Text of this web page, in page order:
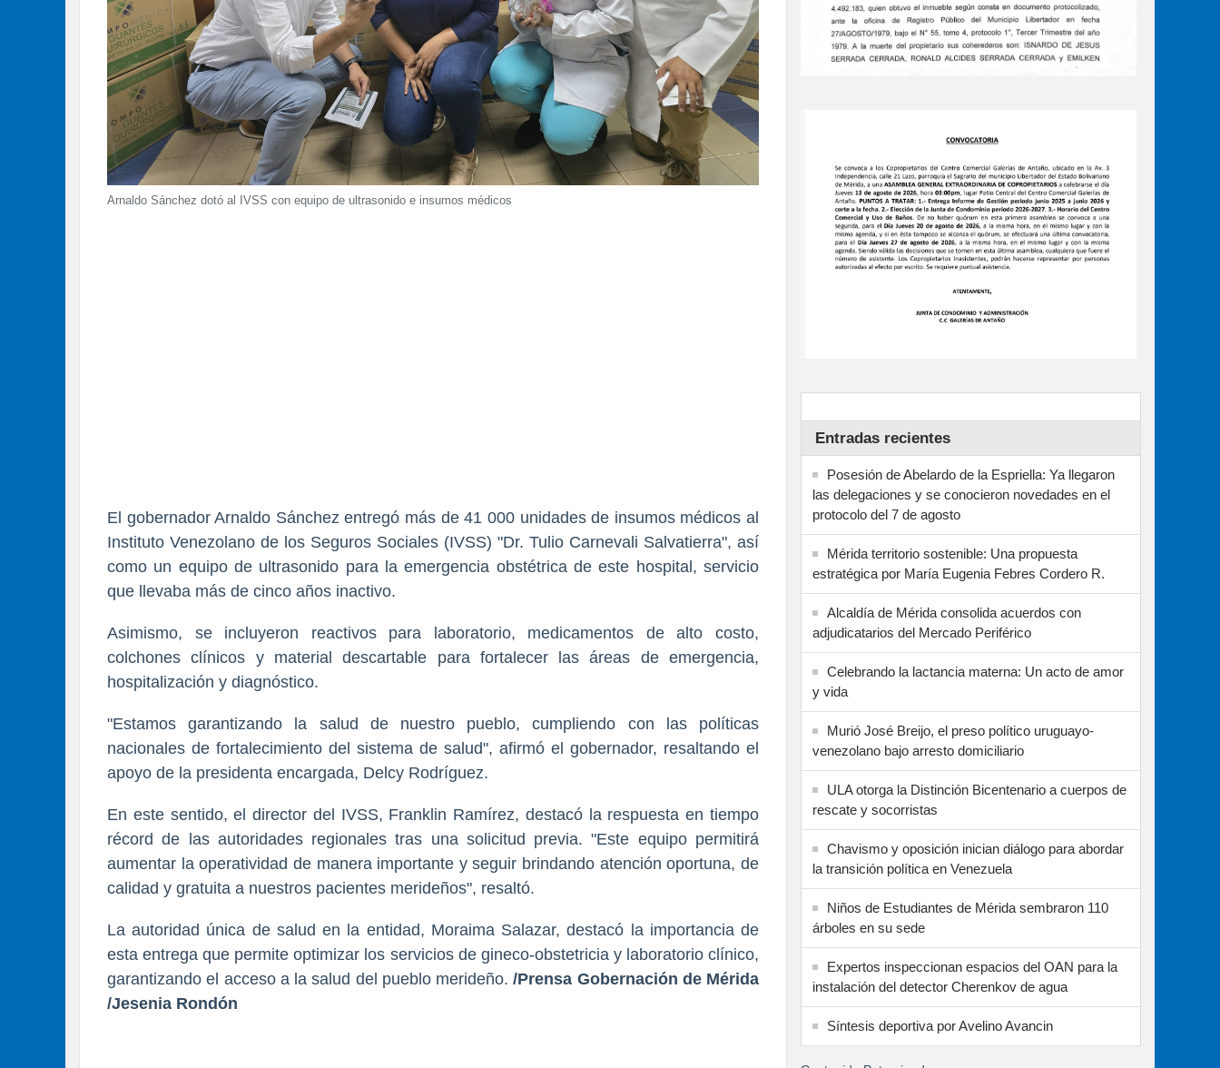
Arnaldo Sánchez dotó al IVSS con equipo de ultrasonido e insumos médicos
El gobernador Arnaldo Sánchez entregó más de 41 000 unidades de insumos médicos al
Instituto Venezolano de los Seguros Sociales (IVSS) "Dr. Tulio Carnevali Salvatierra", así
como un equipo de ultrasonido para la emergencia obstétrica de este hospital, servicio
que llevaba más de cinco años inactivo.
Asimismo, se incluyeron reactivos para laboratorio, medicamentos de alto costo,
colchones clínicos y material descartable para fortalecer las áreas de emergencia,
hospitalización y diagnóstico.
"Estamos garantizando la salud de nuestro pueblo, cumpliendo con las políticas
nacionales de fortalecimiento del sistema de salud", afirmó el gobernador, resaltando el
apoyo de la presidenta encargada, Delcy Rodríguez.
En este sentido, el director del IVSS, Franklin Ramírez, destacó la respuesta en tiempo
récord de las autoridades regionales tras una solicitud previa. "Este equipo permitirá
aumentar la operatividad de manera importante y seguir brindando atención oportuna, de
calidad y gratuita a nuestros pacientes merideños", resaltó.
La autoridad única de salud en la entidad, Moraima Salazar, destacó la importancia de
esta entrega que permite optimizar los servicios de gineco-obstetricia y laboratorio clínico,
garantizando el acceso a la salud del pueblo merideño. /Prensa Gobernación de Mérida
/Jesenia Rondón
Entradas recientes
Posesión de Abelardo de la Espriella: Ya llegaron
las delegaciones y se conocieron novedades en el
protocolo del 7 de agosto
Mérida territorio sostenible: Una propuesta
estratégica por María Eugenia Febres Cordero R.
Alcaldía de Mérida consolida acuerdos con
adjudicatarios del Mercado Periférico
Celebrando la lactancia materna: Un acto de amor
y vida
Murió José Breijo, el preso político uruguayo-
venezolano bajo arresto domiciliario
ULA otorga la Distinción Bicentenario a cuerpos de
rescate y socorristas
Chavismo y oposición inician diálogo para abordar
la transición política en Venezuela
Niños de Estudiantes de Mérida sembraron 110
árboles en su sede
Expertos inspeccionan espacios del OAN para la
instalación del detector Cherenkov de agua
Síntesis deportiva por Avelino Avancin